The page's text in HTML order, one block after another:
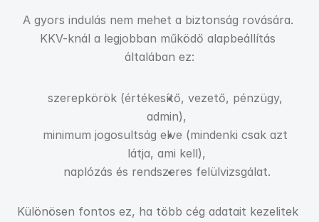
A gyors indulás nem mehet a biztonság rovására.
KKV-knál a legjobban működő alapbeállítás
általában ez:
szerepkörök (értékesítő, vezető, pénzügy,
admin),
minimum jogosultság elve (mindenki csak azt
látja, ami kell),
naplózás és rendszeres felülvizsgálat.
Különösen fontos ez, ha több cég adatait kezelitek